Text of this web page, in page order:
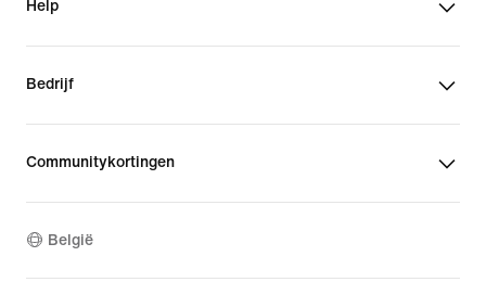
Help
Bedrijf
Communitykortingen
België